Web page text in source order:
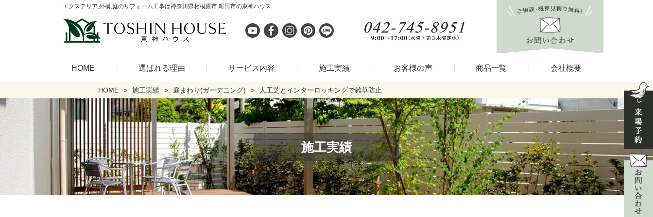
エクステリア,外構,庭のリフォーム工事は神奈川県相模原市,町田市の東神ハウス
HOME 選ばれる理由 サービス内容 施工実績 お客様の声 商品一覧 会社概要
HOME 施工実績 庭まわり(ガーデニング) 人工芝とインターロッキングで雑草防止
施工実績